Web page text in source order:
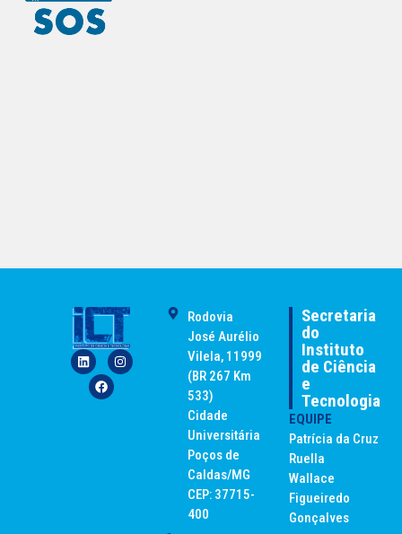
Rodovia
José Aurélio
Vilela, 11999
(BR 267 Km
533)
Cidade
Universitária
Poços de
Caldas/MG
CEP: 37715-
400
Secretaria
do
Instituto
de Ciência
e
Tecnologia
EQUIPE
Patrícia da Cruz
Ruella
Wallace
Figueiredo
Gonçalves